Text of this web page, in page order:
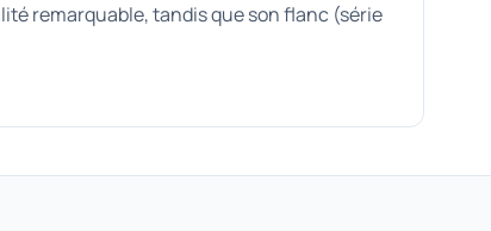
remarquable, tandis que son flanc (série